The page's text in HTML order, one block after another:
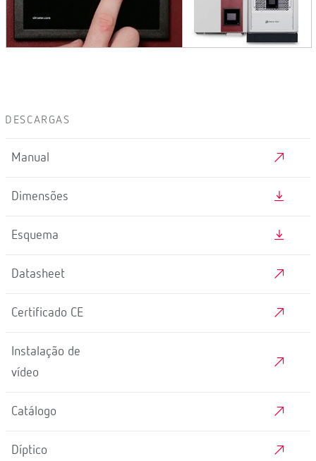
DESCARGAS
Manual
Dimensões
Esquema
Datasheet
Certificado CE
Instalação de
vídeo
Catálogo
Díptico